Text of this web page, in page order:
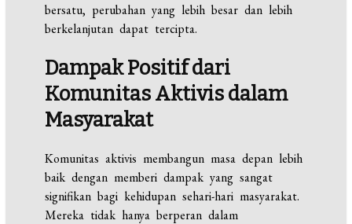
bersatu, perubahan yang lebih besar dan lebih
berkelanjutan dapat tercipta.
Dampak Positif dari
Komunitas Aktivis dalam
Masyarakat
Komunitas aktivis membangun masa depan lebih
baik dengan memberi dampak yang sangat
signifikan bagi kehidupan sehari-hari masyarakat.
Mereka tidak hanya berperan dalam